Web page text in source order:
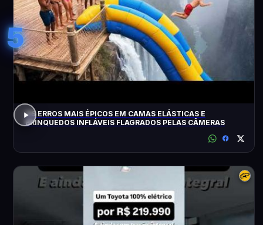
5
OS ERROS MAIS ÉPICOS EM CAMAS ELÁSTICAS E
BRINQUEDOS INFLÁVEIS FLAGRADOS PELAS CÂMERAS